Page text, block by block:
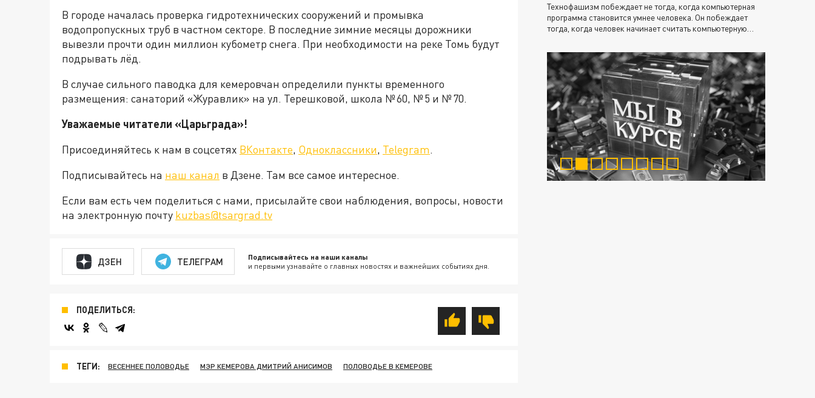
В городе началась проверка гидротехнических сооружений и промывка
водопропускных труб в частном секторе. В последние зимние месяцы дорожники
вывезли прочти один миллион кубометр снега. При необходимости на реке Томь будут
подрывать лёд.
В случае сильного паводка для кемеровчан определили пункты временного
размещения: санаторий «Журавлик» на ул. Терешковой, школа № 60, № 5 и № 70.
Уважаемые читатели «Царьграда»!
Присоединяйтесь к нам в соцсетях ВКонтакте, Одноклассники, Telegram.
Подписывайтесь на наш канал в Дзене. Там все самое интересное.
Если вам есть чем поделиться с нами, присылайте свои наблюдения, вопросы, новости
на электронную почту kuzbas@tsargrad.tv
ДЗЕН ТЕЛЕГРАМ Подписывайтесь на наши каналы
и первыми узнавайте о главных новостях и важнейших событиях дня.
ПОДЕЛИТЬСЯ:
ТЕГИ: ВЕСЕННЕЕ ПОЛОВОДЬЕ МЭР КЕМЕРОВА ДМИТРИЙ АНИСИМОВ ПОЛОВОДЬЕ В КЕМЕРОВЕ
Технофашизм побеждает не тогда, когда компьютерная
программа становится умнее человека. Он побеждает
тогда, когда человек начинает считать компьютерную